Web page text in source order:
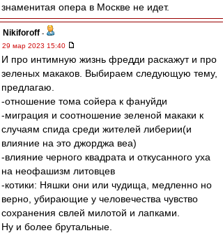
знаменитая опера в Москве не идет.
Nikiforoff -
29 мар 2023 15:40
И про интимную жизнь фредди раскажут и про
зеленых макаков. Выбираем следующую тему,
предлагаю.
-отношение тома сойера к фануйди
-миграция и соотношение зеленой макаки к
случаям спида среди жителей либерии(и
влияние на это джорджа веа)
-влияние черного квадрата и откусанного уха
на неофашизм литовцев
-котики: Няшки они или чудища, медленно но
верно, убирающие у человечества чувство
сохранения свлей милотой и лапками.
Ну и более брутальные.